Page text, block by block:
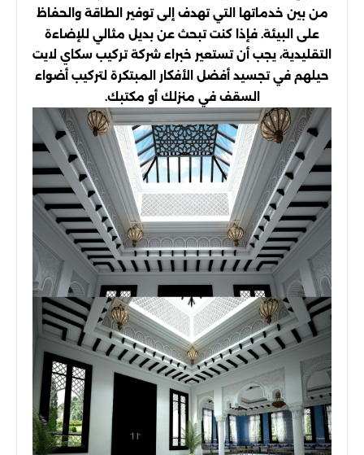
من بين خدماتها التي تهدف إلى توفير الطاقة والحفاظ
على البيئة. فإذا كنت تبحث عن بديل مثالي للإضاءة
التقليدية، يجب أن تستعير خبراء شركة تركيب سكاي لايت
حيلهم في تجسيد أفضل الأفكار المبتكرة لتركيب أضواء
السقف في منزلك أو مكتبك.